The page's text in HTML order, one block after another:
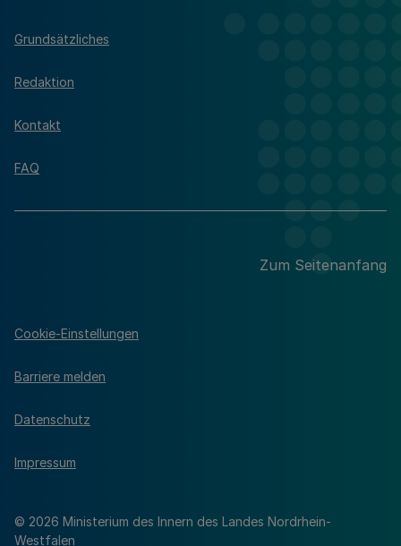
Grundsätzliches
Redaktion
Kontakt
FAQ
Zum Seitenanfang
© 2026 Ministerium des Innern des Landes Nordrhein-
Westfalen
Cookie-Einstellungen
Barriere melden
Datenschutz
Impressum